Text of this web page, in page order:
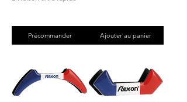
Précommander Ajouter au panier